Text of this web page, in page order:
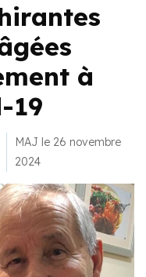
à
19
MAJ le 26 novembre
2024